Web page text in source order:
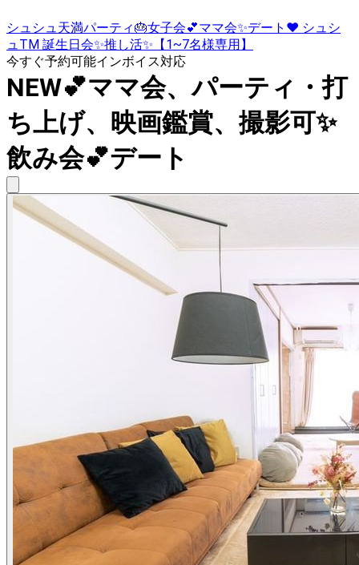
シュシュ天満パーティ🎂女子会💕ママ会✨デート❤️ シュシ
ュTM 誕生日会✨推し活✨【1~7名様専用】
今すぐ予約可能インボイス対応
NEW💕ママ会、パーティ・打
ち上げ、映画鑑賞、撮影可✨
飲み会💕デート